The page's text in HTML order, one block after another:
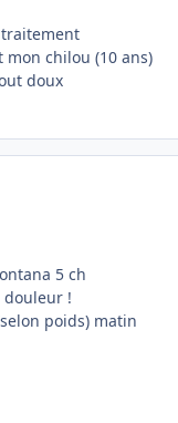
chilou (10 ans)
doux
5 ch
!
poids) matin